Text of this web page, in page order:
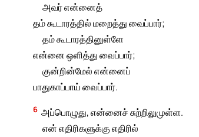
அவர் என்னைத்
தம் கூடாரத்தில் மறைத்து வைப்பார்;
தம் கூடாரத்தினுள்ளே
என்னை ஒளித்து வைப்பார்;
குன்றின்மேல் என்னைப்
பாதுகாப்பாய் வைப்பார்.
6 அப்பொழுது, என்னைச் சுற்றிலுமுள்ள.
என் எதிரிகளுக்கு எதிரில்